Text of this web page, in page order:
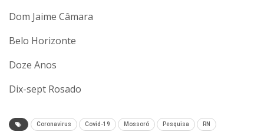
Dom Jaime Câmara
Belo Horizonte
Doze Anos
Dix-sept Rosado
Coronavirus Covid-19 Mossoró Pesquisa RN